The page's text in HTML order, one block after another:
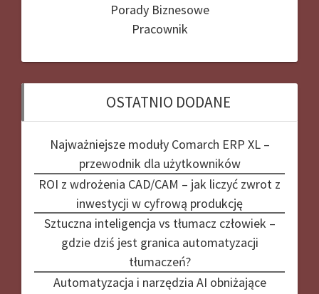
Porady Biznesowe
Pracownik
OSTATNIO DODANE
Najważniejsze moduły Comarch ERP XL –
przewodnik dla użytkowników
ROI z wdrożenia CAD/CAM – jak liczyć zwrot z
inwestycji w cyfrową produkcję
Sztuczna inteligencja vs tłumacz człowiek –
gdzie dziś jest granica automatyzacji
tłumaczeń?
Automatyzacja i narzędzia AI obniżające